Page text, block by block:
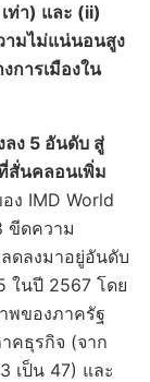
ท่า) และ (ii)
ามไม่แน่นอนสูง
การเมืองใน
ง 5 อันดับ สู่
สั่นคลอนเพิ่ม
ง IMD World
ขีดความ
ดลงมาอยู่อันดับ
ในปี 2567 โดย
พของภาครัฐ
คธุรกิจ (จาก
เป็น 47) และ